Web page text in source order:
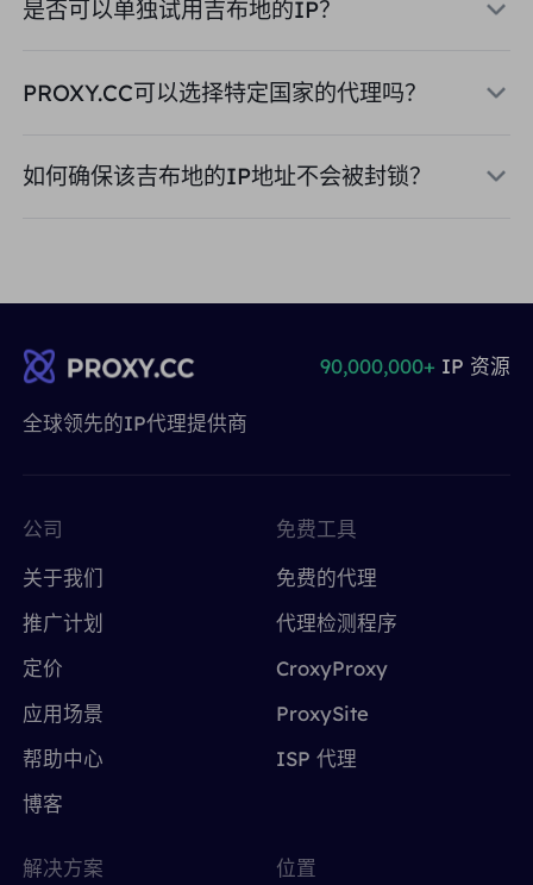
是否可以单独试用吉布地的IP？
PROXY.CC可以选择特定国家的代理吗？
如何确保该吉布地的IP地址不会被封锁？
全球领先的IP代理提供商
90,000,000+ IP 资源
公司
关于我们
推广计划
定价
应用场景
帮助中心
博客
免费工具
免费的代理
代理检测程序
CroxyProxy
ProxySite
ISP 代理
解决方案
位置